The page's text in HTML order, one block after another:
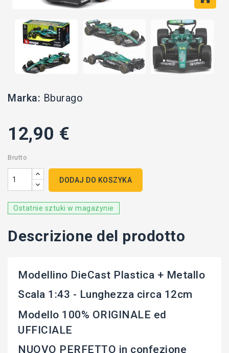
Marka: Bburago
12,90 €
Brutto
DODAJ DO KOSZYKA
Ostatnie sztuki w magazynie
Descrizione del prodotto
Modellino DieCast Plastica + Metallo
Scala 1:43 - Lunghezza circa 12cm
Modello 100% ORIGINALE ed
UFFICIALE
NUOVO PERFETTO in confezione